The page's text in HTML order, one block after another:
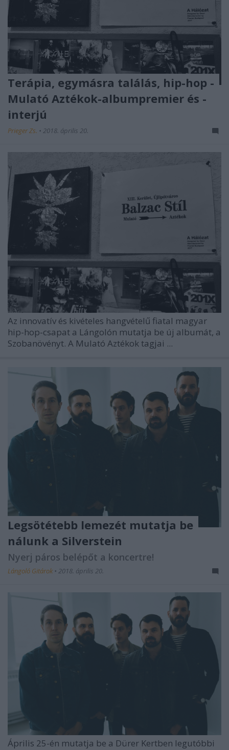
Terápia, egymásra találás, hip-hop -
Mulató Aztékok-albumpremier és -
interjú
Prieger Zs. • 2018. április 20.
Az innovatív és kivételes hangvételű fiatal magyar
hip-hop-csapat a Lángolón mutatja be új albumát, a
Szobanövényt. A Mulató Aztékok tagjai ...
Legsötétebb lemezét mutatja be
nálunk a Silverstein
Nyerj páros belépőt a koncertre!
Lángoló Gitárok • 2018. április 20.
Április 25-én mutatja be a Dürer Kertben legutóbbi